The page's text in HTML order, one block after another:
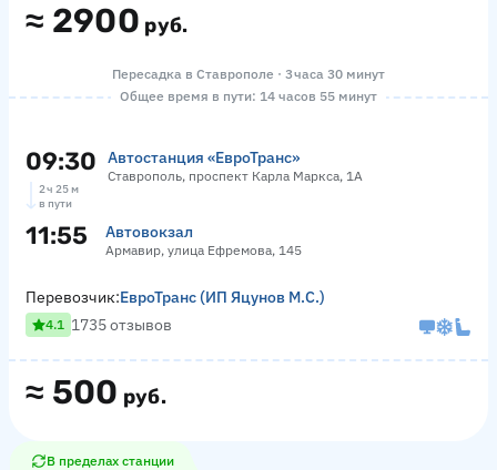
≈ 2900 руб.
Пересадка в Ставрополе · 3 часа 30 минут
Общее время в пути: 14 часов 55 минут
09:30 Автостанция «ЕвроТранс»
Ставрополь, проспект Карла Маркса, 1А
2 ч 25 м
в пути
11:55 Автовокзал
Армавир, улица Ефремова, 145
≈ 500 руб.
Перевозчик:ЕвроТранс (ИП Яцунов М.С.)
4.1 1735 отзывов
В пределах станции